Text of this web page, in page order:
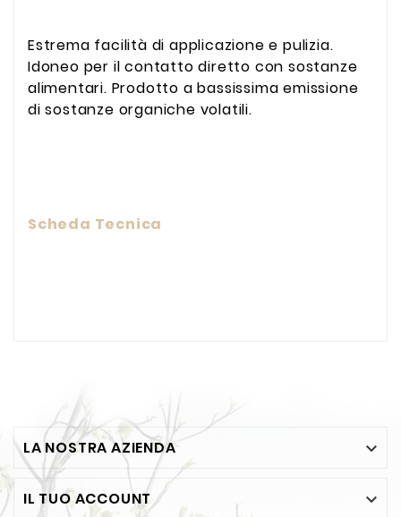
Estrema facilità di applicazione e pulizia.
Idoneo per il contatto diretto con sostanze
alimentari. Prodotto a bassissima emissione
di sostanze organiche volatili.
Scheda Tecnica
LA NOSTRA AZIENDA 
IL TUO ACCOUNT 